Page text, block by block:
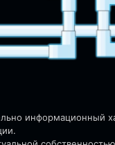
информационный